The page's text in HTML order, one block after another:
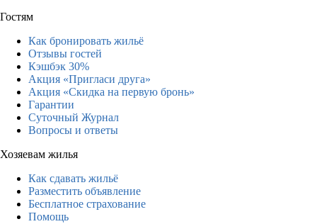
Гостям
Как бронировать жильё
Отзывы гостей
Кэшбэк 30%
Акция «Пригласи друга»
Акция «Скидка на первую бронь»
Гарантии
Суточный Журнал
Вопросы и ответы
Хозяевам жилья
Как сдавать жильё
Разместить объявление
Бесплатное страхование
Помощь